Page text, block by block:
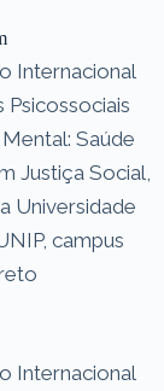
Internacional
Psicossociais
Saúde
Justiça Social,
Universidade
campus
Internacional